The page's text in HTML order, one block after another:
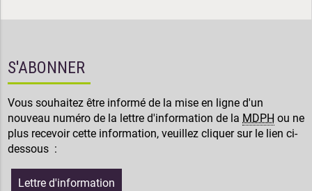
S'ABONNER
Vous souhaitez être informé de la mise en ligne d'un
nouveau numéro de la lettre d'information de la MDPH ou ne
plus recevoir cette information, veuillez cliquer sur le lien ci-
dessous :
Lettre d'information